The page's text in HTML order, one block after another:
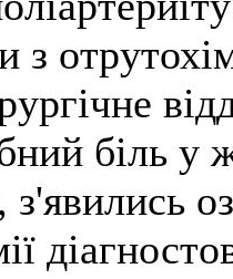
з
біль у
з'явились